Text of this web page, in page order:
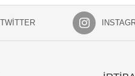
TWITTER